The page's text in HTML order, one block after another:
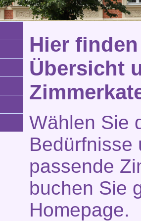
Hier
Übersicht
Wählen Sie
Bedürfnisse
passende
buchen Sie
Homepage.